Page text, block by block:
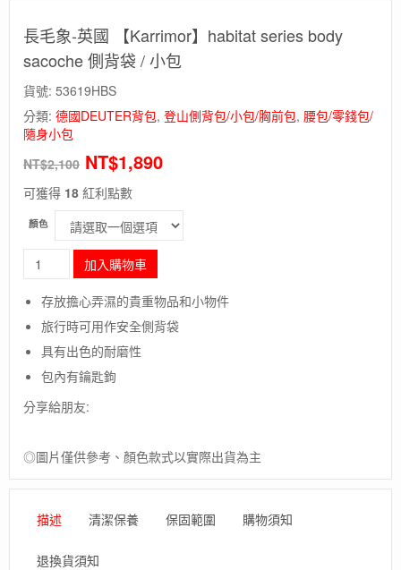
長毛象-英國 【Karrimor】habitat series body
sacoche 側背袋 / 小包
貨號: 53619HBS
分類: 德國DEUTER背包, 登山側背包/小包/胸前包, 腰包/零錢包/
隨身小包
NT$2,100 NT$1,890
可獲得 18 紅利點數
顏色
毛
英
國
【Karrimor】
habitat
series
body
sacoche
背
/
加入購物車
存放擔心弄濕的貴重物品和小物件
旅行時可用作安全側背袋
具有出色的耐磨性
包內有鑰匙鉤
分享給朋友:
◎圖片僅供參考、顏色款式以實際出貨為主
描述 清潔保養 保固範圍 購物須知
退換貨須知